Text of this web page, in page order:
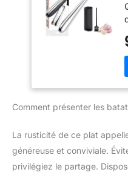
Comment présenter les
La rusticité de ce plat
généreuse et conviviale.
privilégiez le partage.